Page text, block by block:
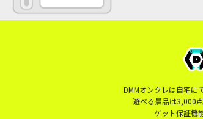
DMMオンクレは自宅に
遊べる景品は3,000
ゲット保証機